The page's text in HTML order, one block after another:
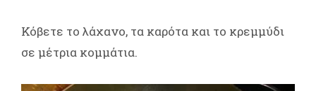
Κόβετε το λάχανο, τα καρότα και το κρεμμύδι
σε μέτρια κομμάτια.